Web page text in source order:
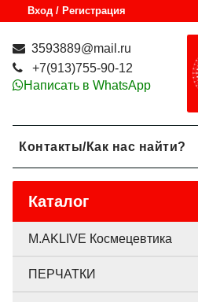
Вход / Регистрация
3593889@mail.ru
+7(913)755-90-12
Написать в WhatsApp
Контакты/Как нас найти?
Каталог
M.AKLIVE Космецевтика
ПЕРЧАТКИ